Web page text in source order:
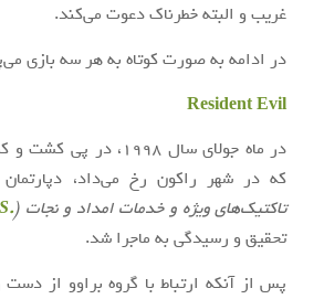
غریب و البته خطرناک دعوت می‌کند.
در ادامه به صورت کوتاه به هر سه بازی
Resident Evil
در ماه جولای سال ۱۹۹۸،
که در شهر راکون رخ می‌داد،
تاکتیک‌های ویژه و خدمات امداد و نجات (.S.T.A.R.S
تحقیق و رسیدگی به ماجرا شد.
پس از آنکه ارتباط با گروه براوو از دست